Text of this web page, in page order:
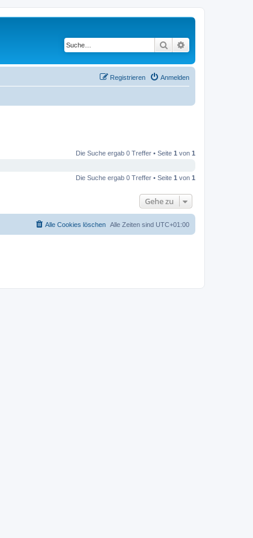
Suche
Anmelden
Registrieren
Die Suche ergab 0 Treffer • Seite 1 von 1
Die Suche ergab 0 Treffer • Seite 1 von 1
Gehe zu
Alle Zeiten sind UTC+01:00
Alle Cookies löschen